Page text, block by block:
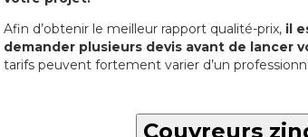
Afin d’obtenir le meilleur rapport qualité-prix, il
demander plusieurs devis avant de lancer
tarifs peuvent fortement varier d’un
Couvreurs